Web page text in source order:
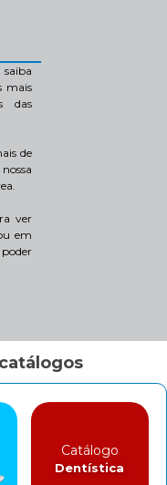
saiba
mais
das
de
ver
em
Catálogo
Dentística